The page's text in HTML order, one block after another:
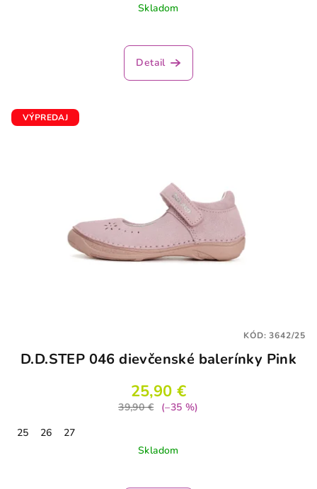
Skladom
Detail
VÝPREDAJ
D.D.STEP 046 dievčenské balerínky Pink
25,90 €
39,90 €
(–35 %)
25
26
27
Skladom
KÓD:3642/25